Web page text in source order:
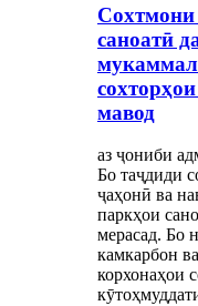
саноатӣ
мукаммал
мавод
аз ҷониби
Бо таҷдиди
ҷаҳонӣ ва
паркҳои
мерасад. Бо
камкарбон
корхонаҳои